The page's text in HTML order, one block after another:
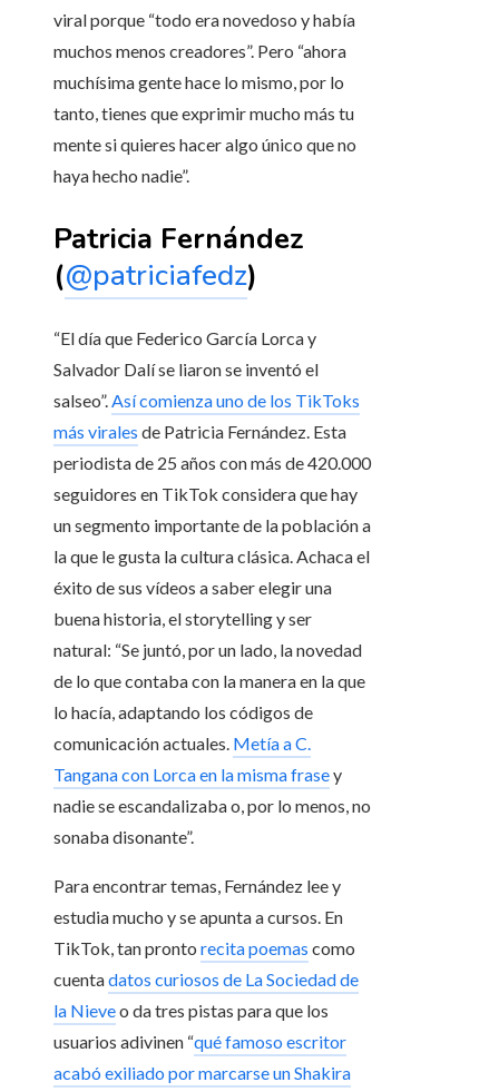
viral porque “todo era novedoso y había
muchos menos creadores”. Pero “ahora
muchísima gente hace lo mismo, por lo
tanto, tienes que exprimir mucho más tu
mente si quieres hacer algo único que no
haya hecho nadie”.
Patricia Fernández
(@patriciafedz)
“El día que Federico García Lorca y
Salvador Dalí se liaron se inventó el
salseo”.Así comienza uno de los TikToks
más virales de Patricia Fernández. Esta
periodista de 25 años con más de 420.000
seguidores en TikTok considera que hay
un segmento importante de la población a
la que le gusta la cultura clásica. Achaca el
éxito de sus vídeos a saber elegir una
buena historia, el storytelling y ser
natural: “Se juntó, por un lado, la novedad
de lo que contaba con la manera en la que
lo hacía, adaptando los códigos de
comunicación actuales. Metía a C.
Tangana con Lorca en la misma frasey
nadie se escandalizaba o, por lo menos, no
sonaba disonante”.
Para encontrar temas, Fernández lee y
estudia mucho y se apunta a cursos. En
TikTok, tan pronto recita poemas como
cuentadatos curiosos de La Sociedad de
la Nieveo da tres pistas para que los
usuarios adivinen “qué famoso escritor
acabó exiliado por marcarse un Shakira